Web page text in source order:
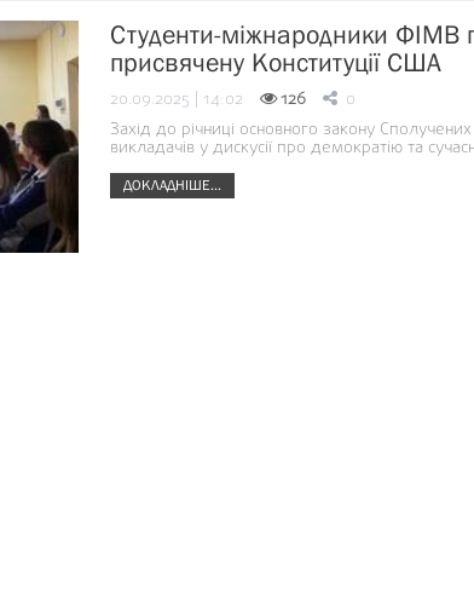
Студенти-міжнародники ФІМВ
присвячену Конституції США
20.09.2025 | 14:02 126 0
Захід до річниці основного закону
викладачів у дискусії про демократію та
ДОКЛАДНІШЕ...